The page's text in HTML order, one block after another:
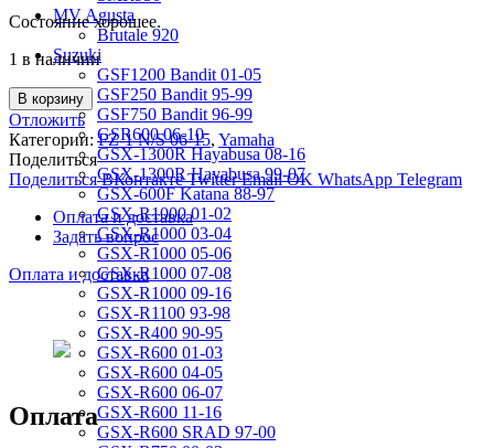
MV Agusta
Brutale 920
Suzuki
GSF1200 Bandit 01-05
GSF250 Bandit 95-99
GSF750 Bandit 96-99
GSR600 06-10
GSX-1300R Hayabusa 08-16
GSX-1300R Hayabusa 99-07
GSX-600F Katana 88-97
GSX-R1000 01-02
GSX-R1000 03-04
GSX-R1000 05-06
GSX-R1000 07-08
GSX-R1000 09-16
GSX-R1100 93-98
GSX-R400 90-95
GSX-R600 01-03
GSX-R600 04-05
GSX-R600 06-07
GSX-R600 11-16
GSX-R600 SRAD 97-00
Состояние хорошее.
1 в наличии
В корзину
Отложить
Категории:FZ-1 N/S 06-15, Yamaha
Поделиться
Поделиться ВКонтакте Twitter Email OK WhatsApp Telegram
Оплата и доставка
Задать вопрос
Оплата и доставка
Оплата